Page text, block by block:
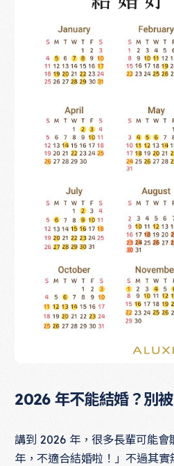
2026 年不能結婚？別被
講到 2026 年，很多長輩可能會
年，不適合結婚啦！」不過其